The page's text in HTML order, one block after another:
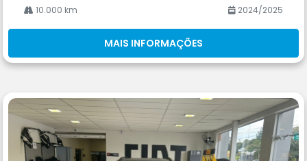
10.000 km 2024/2025
MAIS INFORMAÇÕES